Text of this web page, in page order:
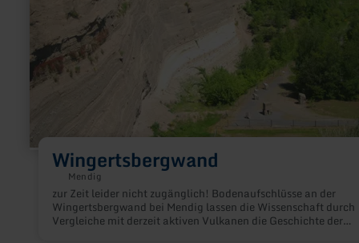
Wingertsbergwand
Mendig
zur Zeit leider nicht zugänglich! Bodenaufschlüsse an der
Wingertsbergwand bei Mendig lassen die Wissenschaft durch
Vergleiche mit derzeit aktiven Vulkanen die Geschichte der